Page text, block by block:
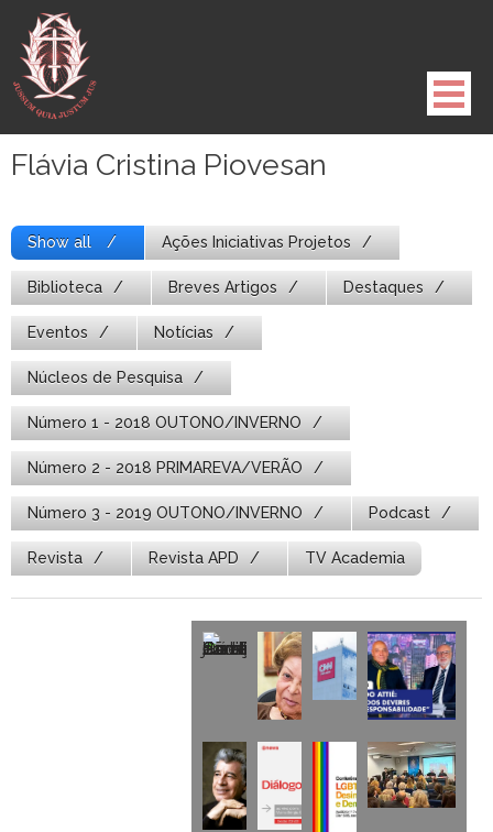
para
conteúdo
Flávia Cristina Piovesan
Show all Ações Iniciativas Projetos
Biblioteca Breves Artigos Destaques
Eventos Notícias
Núcleos de Pesquisa
Número 1 - 2018 OUTONO/INVERNO
Número 2 - 2018 PRIMAREVA/VERÃO
Número 3 - 2019 OUTONO/INVERNO Podcast
Revista Revista APD TV Academia